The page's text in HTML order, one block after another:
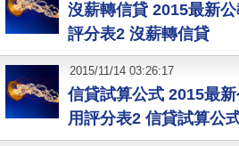
沒薪轉信貸 2015最新
評分表2 沒薪轉信貸
信貸試算公式 2015最
用評分表2 信貸試算公
2015/11/14 03:26:17